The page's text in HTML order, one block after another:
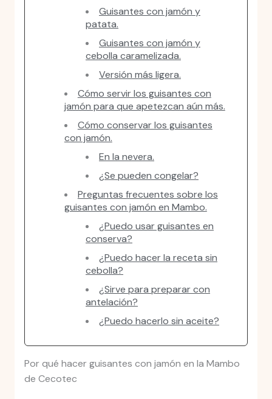
Guisantes con jamón y
patata.
Guisantes con jamón y
cebolla caramelizada.
Versión más ligera.
Cómo servir los guisantes con
jamón para que apetezcan aún más.
Cómo conservar los guisantes
con jamón.
En la nevera.
¿Se pueden congelar?
Preguntas frecuentes sobre los
guisantes con jamón en Mambo.
¿Puedo usar guisantes en
conserva?
¿Puedo hacer la receta sin
cebolla?
¿Sirve para preparar con
antelación?
¿Puedo hacerlo sin aceite?
Por qué hacer guisantes con jamón en la Mambo
de Cecotec